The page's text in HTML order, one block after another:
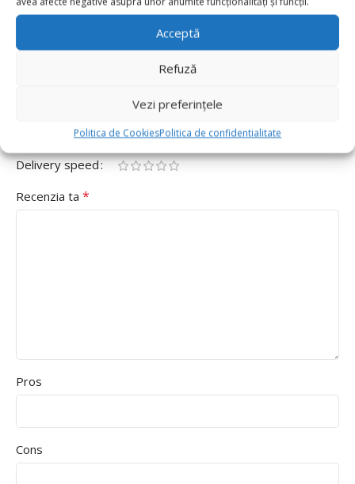
Acceptă
Refuză
Vezi preferințele
Politica de CookiesPolitica de confidentialitate
73cm x 64cm, Masina De Politie”
Adresa ta de email nu va fi publicată.
Delivery speed
Recenzia ta *
Pros
Cons